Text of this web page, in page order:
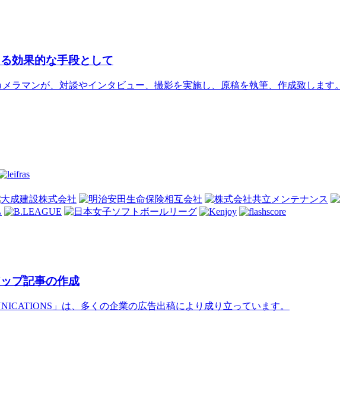
効果的な手段として
ラマンが、対談やインタビュー、撮影を実施し、原稿を執筆、作成致します。
プ記事の作成
」は、多くの企業の広告出稿により成り立っています。